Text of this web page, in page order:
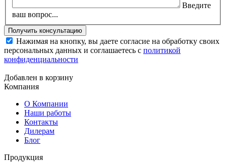
Введите
ваш вопрос...
Нажимая на кнопку, вы даете согласие на обработку своих
персональных данных и соглашаетесь с политикой
конфиденциальности
Добавлен в корзину
Компания
О Компании
Наши работы
Контакты
Дилерам
Блог
Продукция